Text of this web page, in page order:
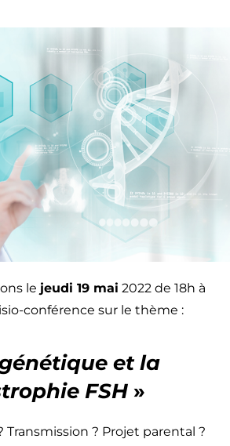
le jeudi 19 mai 2022 de 18h à
conférence sur le thème :
et la
FSH»
Transmission ? Projet parental ?